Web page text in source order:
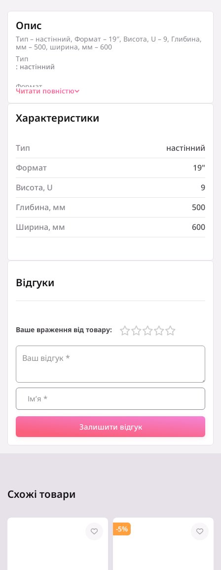
Опис
Тип – настінний, Формат – 19″, Висота, U – 9, Глибина,
мм – 500, ширина, мм – 600
Тип
: настінний
Формат
: 19″
Висота, U
: 9
: 500
Ширина, мм
: 600
Читати повністю
Характеристики
Тип
настінний
Формат
19"
Висота, U
9
Глибина, мм
500
Ширина, мм
600
Відгуки
Ваше враження від товару:
Залишити відгук
Схожі товари
-5%